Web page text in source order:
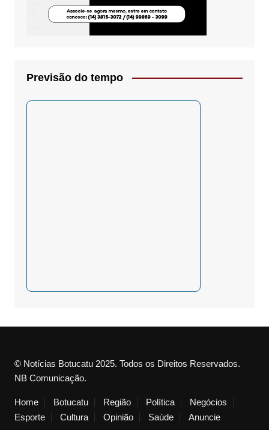
Previsão do tempo
© Notícias Botucatu 2025. Todos os Direitos Reservados.
NB Comunicação.
Home Botucatu Região Política
Negócios
Esporte
Cultura Opinião Saúde Anuncie